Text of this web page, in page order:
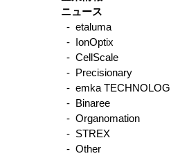
イ
チ
ニュース
- etaluma
- IonOptix
- CellScale
- Precisionary
- emka
- Binaree
- Organomation
- STREX
- Other